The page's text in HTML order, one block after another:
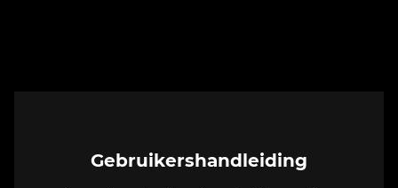
Gebruikershandleiding